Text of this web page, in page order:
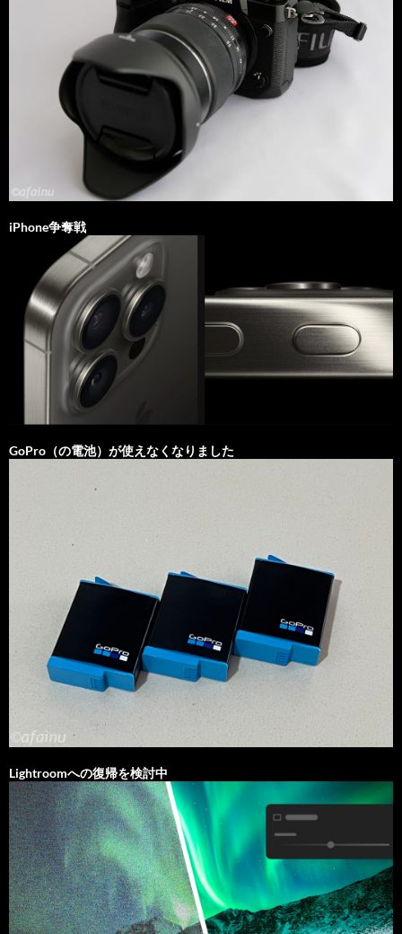
iPhone争奪戦
GoPro（の電池）が使えなくなりました
Lightroomへの復帰を検討中